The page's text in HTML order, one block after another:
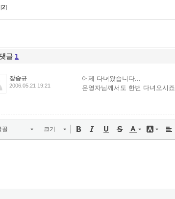
2]
글 1
장승규
2006.05.21 19:21
어제 다녀왔습니다...
운영자님께서도 한번 다녀오시죠.
꼴 크기